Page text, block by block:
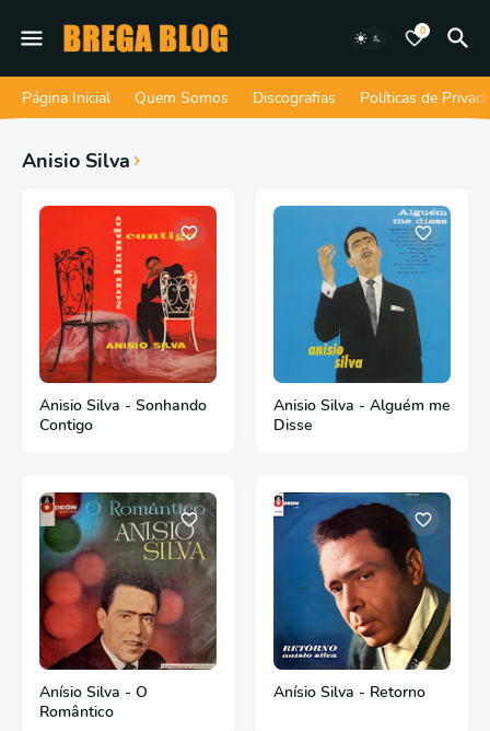
0
Página Inicial Quem Somos Discografias Políticas de
Anisio Silva
Anisio Silva - Sonhando
Contigo
Anisio Silva - Alguém me
Disse
Anísio Silva - O
Romântico
Anísio Silva - Retorno